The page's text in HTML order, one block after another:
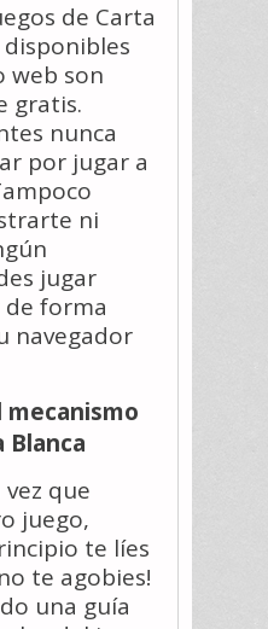
de Carta
web son
gratis.
nunca
por jugar a
ni
jugar
forma
navegador
Blanca
que
juego,
te líes
te agobies!
una guía